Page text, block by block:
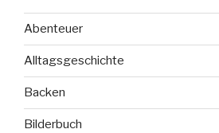
Abenteuer
Alltagsgeschichte
Backen
Bilderbuch